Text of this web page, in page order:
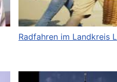
Radfahren im Landkreis